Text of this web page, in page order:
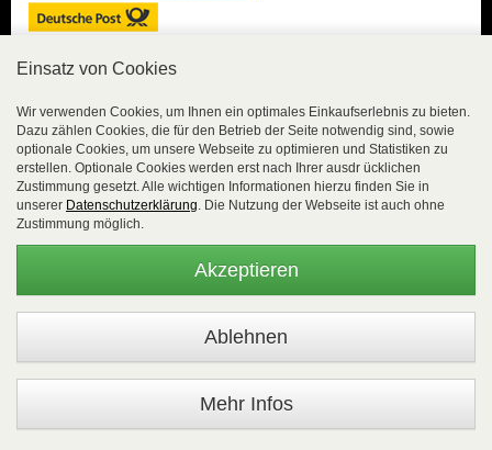
Sicher Einkaufen mit
Trusted Shops und
Geld-zurück-Garantie.
lückenlos verschlüsselt
übertragen.
Die Shop-Server sind PCI-zertifiziert.
+49 (0)2654 8839818 - Fax: 02654 883 9820 -
Einsatz von Cookies
Wir verwenden Cookies, um Ihnen ein optimales Einkaufserlebnis zu bieten.
Dazu zählen Cookies, die für den Betrieb der Seite notwendig sind, sowie
optionale Cookies, um unsere Webseite zu optimieren und Statistiken zu
erstellen. Optionale Cookies werden erst nach Ihrer ausdr ücklichen
Zustimmung gesetzt. Alle wichtigen Informationen hierzu finden Sie in
unserer Datenschutzerklärung. Die Nutzung der Webseite ist auch ohne
Zustimmung möglich.
Akzeptieren
Mehr Infos